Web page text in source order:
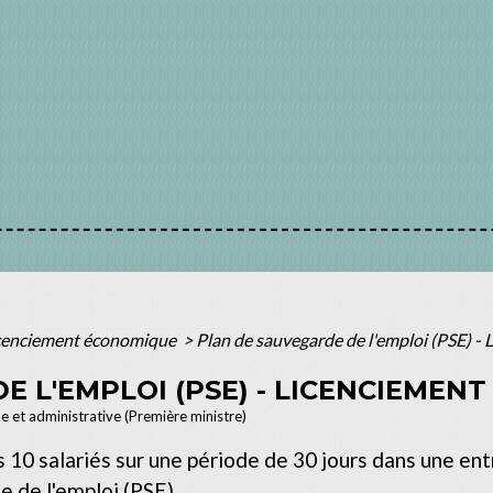
économique > Plan de sauvegarde de l'emploi (PSE)
L'EMPLOI (PSE) -
et administrative (Première ministre)
salariés sur une période de 30 jours dans une